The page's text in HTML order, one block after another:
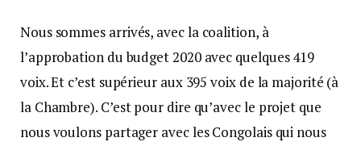
Nous sommes arrivés, avec la coalition, à
l’approbation du budget 2020 avec quelques 419
voix. Et c’est supérieur aux 395 voix de la majorité (à
la Chambre). C’est pour dire qu’avec le projet que
nous voulons partager avec les Congolais qui nous